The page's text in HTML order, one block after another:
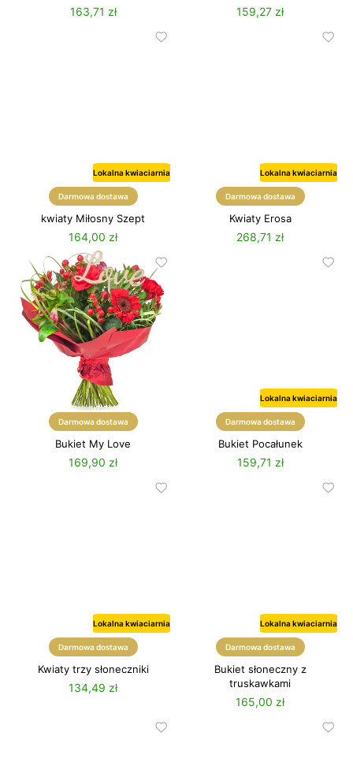
163,71 zł 159,27 zł
Lokalna kwiaciarnia
Darmowa dostawa
kwiaty Miłosny Szept
164,00 zł
Lokalna kwiaciarnia
Darmowa dostawa
Kwiaty Erosa
268,71 zł
Darmowa dostawa
Bukiet My Love
169,90 zł
Lokalna kwiaciarnia
Darmowa dostawa
Bukiet Pocałunek
159,71 zł
Lokalna kwiaciarnia
Lato
Darmowa dostawa
Kwiaty trzy słoneczniki
134,49 zł
Lokalna kwiaciarnia
Lato
Darmowa dostawa
Bukiet słoneczny z
truskawkami
165,00 zł